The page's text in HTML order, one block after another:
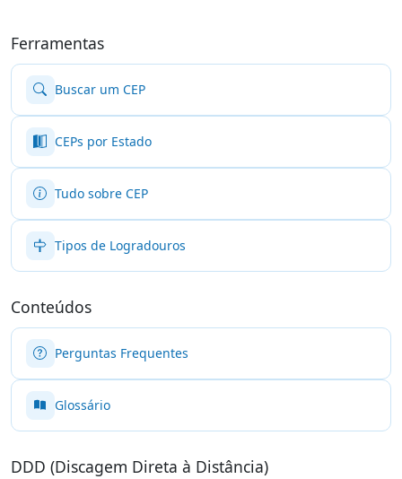
Ferramentas
Buscar um CEP
CEPs por Estado
Tudo sobre CEP
Tipos de Logradouros
Conteúdos
Perguntas Frequentes
Glossário
DDD (Discagem Direta à Distância)